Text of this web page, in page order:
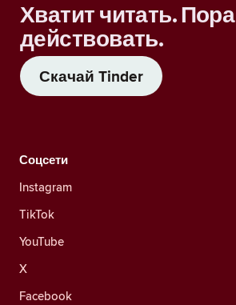
Хватит читать. Пора
действовать.
Скачай Tinder
Соцсети
Instagram
TikTok
YouTube
X
Facebook